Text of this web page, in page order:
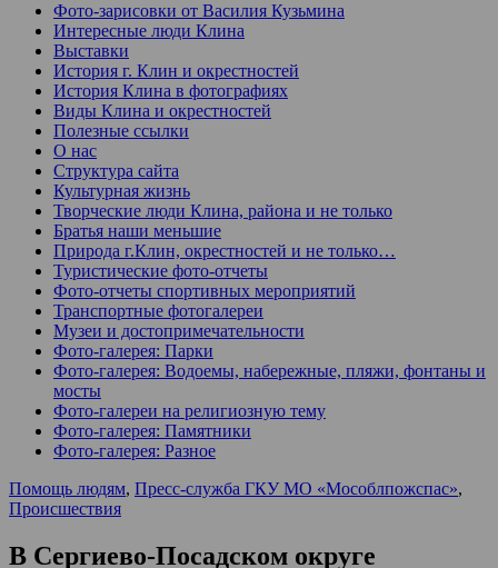
Фото-зарисовки от Василия Кузьмина
Интересные люди Клина
Выставки
История г. Клин и окрестностей
История Клина в фотографиях
Виды Клина и окрестностей
Полезные ссылки
О нас
Структура сайта
Культурная жизнь
Творческие люди Клина, района и не только
Братья наши меньшие
Природа г.Клин, окрестностей и не только…
Туристические фото-отчеты
Фото-отчеты спортивных мероприятий
Транспортные фотогалереи
Музеи и достопримечательности
Фото-галерея: Парки
Фото-галерея: Водоемы, набережные, пляжи, фонтаны и
мосты
Фото-галереи на религиозную тему
Фото-галерея: Памятники
Фото-галерея: Разное
Помощь людям, Пресс-служба ГКУ МО «Мособлпожспас»,
Происшествия
В Сергиево-Посадском округе